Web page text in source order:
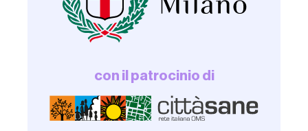
con il patrocinio di